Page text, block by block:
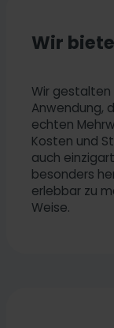
Wir
Wir gestalten
Anwendung,
echten
Kosten und
auch
besonders
erlebbar zu
Weise.